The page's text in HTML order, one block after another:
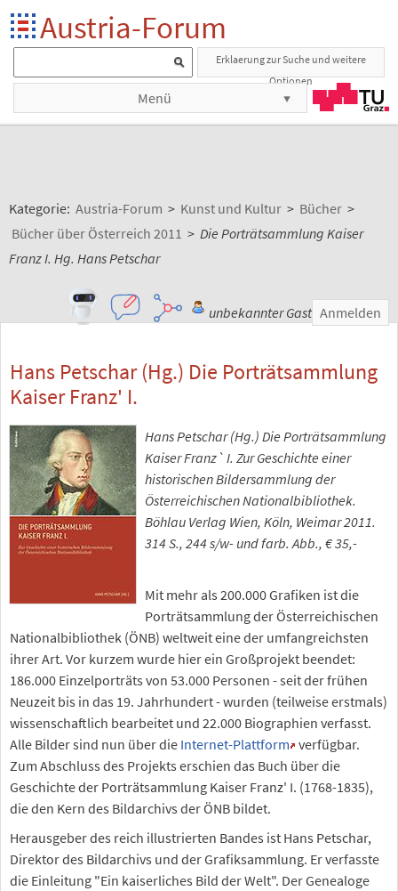
Austria-Forum
Erklaerung zur Suche und weitere
Optionen
Menü
Kategorie: Austria-Forum > Kunst und Kultur > Bücher >
Bücher über Österreich 2011 > Die Porträtsammlung Kaiser
Franz I. Hg. Hans Petschar
unbekannter Gast Anmelden
Hans Petschar (Hg.) Die Porträtsammlung
Kaiser Franz' I.
Hans Petschar (Hg.) Die Porträtsammlung
Kaiser Franz` I. Zur Geschichte einer
historischen Bildersammlung der
Österreichischen Nationalbibliothek.
Böhlau Verlag Wien, Köln, Weimar 2011.
314 S., 244 s/w- und farb. Abb., € 35,-
Mit mehr als 200.000 Grafiken ist die
Porträtsammlung der Österreichischen
Nationalbibliothek (ÖNB) weltweit eine der umfangreichsten
ihrer Art. Vor kurzem wurde hier ein Großprojekt beendet:
186.000 Einzelporträts von 53.000 Personen - seit der frühen
Neuzeit bis in das 19. Jahrhundert - wurden (teilweise erstmals)
wissenschaftlich bearbeitet und 22.000 Biographien verfasst.
Alle Bilder sind nun über die Internet-Plattform verfügbar.
Zum Abschluss des Projekts erschien das Buch über die
Geschichte der Porträtsammlung Kaiser Franz' I. (1768-1835),
die den Kern des Bildarchivs der ÖNB bildet.
Herausgeber des reich illustrierten Bandes ist Hans Petschar,
Direktor des Bildarchivs und der Grafiksammlung. Er verfasste
die Einleitung "Ein kaiserliches Bild der Welt". Der Genealoge